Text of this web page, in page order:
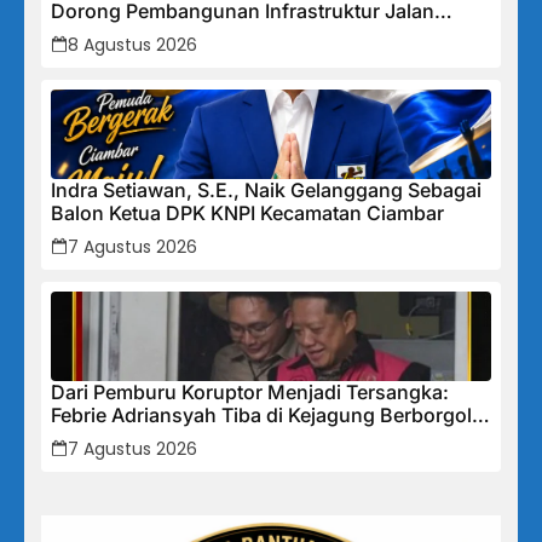
Dorong Pembangunan Infrastruktur Jalan
Cikalong Bunder
8 Agustus 2026
Indra Setiawan, S.E., Naik Gelanggang Sebagai
Balon Ketua DPK KNPI Kecamatan Ciambar
7 Agustus 2026
Dari Pemburu Koruptor Menjadi Tersangka:
Febrie Adriansyah Tiba di Kejagung Berborgol,
Bawa Map Biru dan Senyum Penuh Teka-teki
7 Agustus 2026